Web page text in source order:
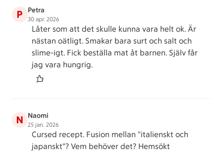
P Petra
30 apr. 2026
Låter som att det skulle kunna vara helt ok. Är
nästan oätligt. Smakar bara surt och salt och
slime-igt. Fick beställa mat åt barnen. Själv får
jag vara hungrig.
N Naomi
25 jan. 2026
Cursed recept. Fusion mellan "italienskt och
japanskt"? Vem behöver det? Hemsökt